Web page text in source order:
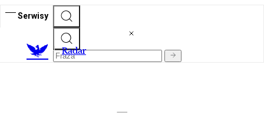
Serwisy
Radar